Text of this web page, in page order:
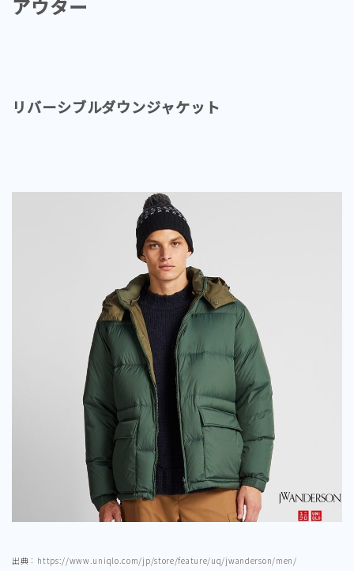
アウター
リバーシブルダウンジャケット
出典：https://www.uniqlo.com/jp/store/feature/uq/jwanderson/men/